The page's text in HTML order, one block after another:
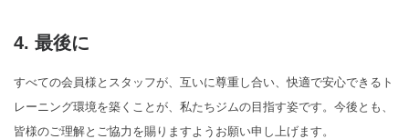
4. 最後に
すべての会員様とスタッフが、互いに尊重し合い、快適で安心できるト
レーニング環境を築くことが、私たちジムの目指す姿です。今後とも、
皆様のご理解とご協力を賜りますようお願い申し上げます。